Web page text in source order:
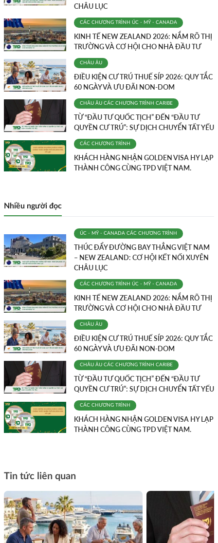
CHÂU LỤC
CÁC CHƯƠNG TRÌNH ÚC - MỸ - CANADA
KINH TẾ NEW ZEALAND 2026: NẮM RÕ THỊ
TRƯỜNG VÀ CƠ HỘI CHO NHÀ ĐẦU TƯ
CHÂU ÂU
ĐIỀU KIỆN CƯ TRÚ THUẾ SÍP 2026: QUY TẮC
60 NGÀY VÀ ƯU ĐÃI NON-DOM
CHÂU ÂU CÁC CHƯƠNG TRÌNH CARIBE
TỪ “ĐẦU TƯ QUỐC TỊCH” ĐẾN “ĐẦU TƯ
QUYỀN CƯ TRÚ”: SỰ DỊCH CHUYỂN TẤT YẾU
CÁC CHƯƠNG TRÌNH
KHÁCH HÀNG NHẬN GOLDEN VISA HY LẠP
THÀNH CÔNG CÙNG TPD VIỆT NAM.
Nhiều người đọc
ÚC - MỸ - CANADA CÁC CHƯƠNG TRÌNH
THÚC ĐẨY ĐƯỜNG BAY THẲNG VIỆT NAM
– NEW ZEALAND: CƠ HỘI KẾT NỐI XUYÊN
CHÂU LỤC
CÁC CHƯƠNG TRÌNH ÚC - MỸ - CANADA
KINH TẾ NEW ZEALAND 2026: NẮM RÕ THỊ
TRƯỜNG VÀ CƠ HỘI CHO NHÀ ĐẦU TƯ
CHÂU ÂU
ĐIỀU KIỆN CƯ TRÚ THUẾ SÍP 2026: QUY TẮC
60 NGÀY VÀ ƯU ĐÃI NON-DOM
CHÂU ÂU CÁC CHƯƠNG TRÌNH CARIBE
TỪ “ĐẦU TƯ QUỐC TỊCH” ĐẾN “ĐẦU TƯ
QUYỀN CƯ TRÚ”: SỰ DỊCH CHUYỂN TẤT YẾU
CÁC CHƯƠNG TRÌNH
KHÁCH HÀNG NHẬN GOLDEN VISA HY LẠP
THÀNH CÔNG CÙNG TPD VIỆT NAM.
Tin tức liên quan